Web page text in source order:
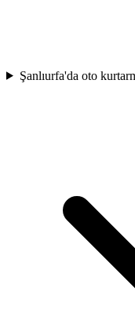
Şanlıurfa'da oto